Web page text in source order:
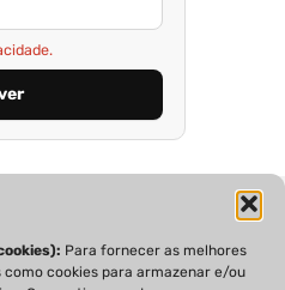
Para fornecer as melhores
cookies para armazenar e/ou